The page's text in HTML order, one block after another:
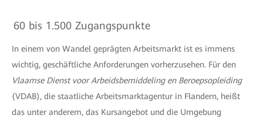
60 bis 1.500 Zugangspunkte
In einem von Wandel geprägten Arbeitsmarkt ist es immens
wichtig, geschäftliche Anforderungen vorherzusehen. Für den
Vlaamse Dienst voor Arbeidsbemiddeling en Beroepsopleiding
(VDAB), die staatliche Arbeitsmarktagentur in Flandern, heißt
das unter anderem, das Kursangebot und die Umgebung